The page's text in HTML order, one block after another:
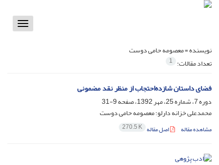
Toggle
نویسنده =معصومه حامی دوست
تعداد مقالات: 1
فضای داستان شازده‌احتجاب از منظر نقد مضمونی
دوره 7، شماره 25، مهر 1392، صفحه
9-31
محمدعلی خزانه دارلو؛ معصومه حامی دوست
مشاهده مقاله اصل مقاله 270.5 K